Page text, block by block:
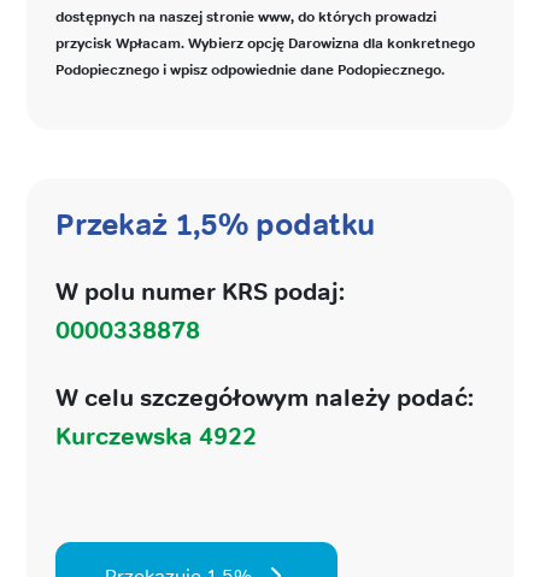
dostępnych na naszej stronie www, do których prowadzi
przycisk Wpłacam. Wybierz opcję Darowizna dla konkretnego
Podopiecznego i wpisz odpowiednie dane Podopiecznego.
Przekaż 1,5% podatku
W polu numer KRS podaj:
0000338878
W celu szczegółowym należy podać:
Kurczewska 4922